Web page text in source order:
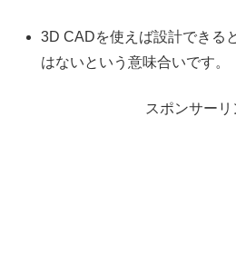
3D CADを使えば設計できる
はないという意味合いです。
スポンサーリ